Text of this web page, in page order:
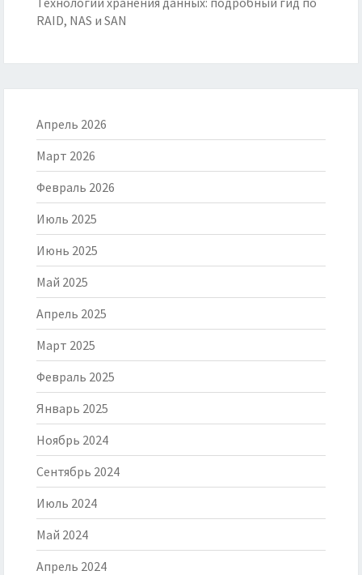
RAID, NAS и SAN
Апрель 2026
Март 2026
Февраль 2026
Июль 2025
Июнь 2025
Май 2025
Апрель 2025
Март 2025
Февраль 2025
Январь 2025
Ноябрь 2024
Сентябрь 2024
Июль 2024
Май 2024
Апрель 2024